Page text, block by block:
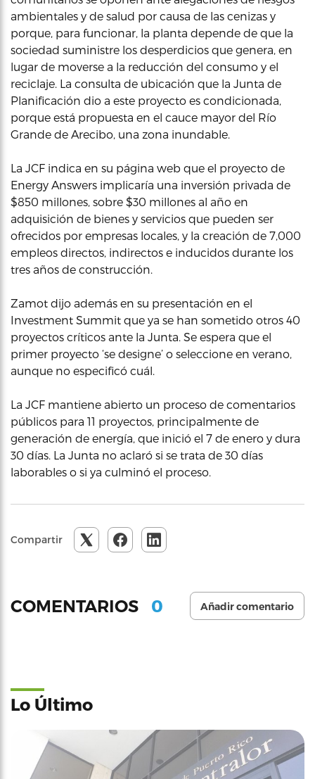
ambientales y de salud por causa de las cenizas y
porque, para funcionar, la planta depende de que la
sociedad suministre los desperdicios que genera, en
lugar de moverse a la reducción del consumo y el
reciclaje. La consulta de ubicación que la Junta de
Planificación dio a este proyecto es condicionada,
porque está propuesta en el cauce mayor del Río
Grande de Arecibo, una zona inundable.
La JCF indica en su página web que el proyecto de
Energy Answers implicaría una inversión privada de
$850 millones, sobre $30 millones al año en
adquisición de bienes y servicios que pueden ser
ofrecidos por empresas locales, y la creación de 7,000
empleos directos, indirectos e inducidos durante los
tres años de construcción.
Zamot dijo además en su presentación en el
Investment Summit que ya se han sometido otros 40
proyectos críticos ante la Junta. Se espera que el
primer proyecto ‘se designe’ o seleccione en verano,
aunque no especificó cuál.
La JCF mantiene abierto un proceso de comentarios
públicos para 11 proyectos, principalmente de
generación de energía, que inició el 7 de enero y dura
30 días. La Junta no aclaró si se trata de 30 días
laborables o si ya culminó el proceso.
Compartir
COMENTARIOS 0 Añadir comentario
Lo Último